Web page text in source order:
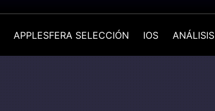
APPLESFERA SELECCIÓN IOS ANÁLISIS